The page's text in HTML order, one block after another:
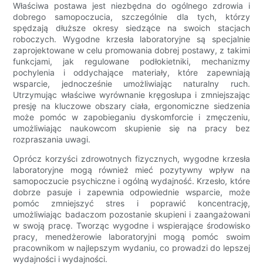
Właściwa postawa jest niezbędna do ogólnego zdrowia i
dobrego samopoczucia, szczególnie dla tych, którzy
spędzają dłuższe okresy siedzące na swoich stacjach
roboczych. Wygodne krzesła laboratoryjne są specjalnie
zaprojektowane w celu promowania dobrej postawy, z takimi
funkcjami, jak regulowane podłokietniki, mechanizmy
pochylenia i oddychające materiały, które zapewniają
wsparcie, jednocześnie umożliwiając naturalny ruch.
Utrzymując właściwe wyrównanie kręgosłupa i zmniejszając
presję na kluczowe obszary ciała, ergonomiczne siedzenia
może pomóc w zapobieganiu dyskomforcie i zmęczeniu,
umożliwiając naukowcom skupienie się na pracy bez
rozpraszania uwagi.
Oprócz korzyści zdrowotnych fizycznych, wygodne krzesła
laboratoryjne mogą również mieć pozytywny wpływ na
samopoczucie psychiczne i ogólną wydajność. Krzesło, które
dobrze pasuje i zapewnia odpowiednie wsparcie, może
pomóc zmniejszyć stres i poprawić koncentrację,
umożliwiając badaczom pozostanie skupieni i zaangażowani
w swoją pracę. Tworząc wygodne i wspierające środowisko
pracy, menedżerowie laboratoryjni mogą pomóc swoim
pracownikom w najlepszym wydaniu, co prowadzi do lepszej
wydajności i wydajności.